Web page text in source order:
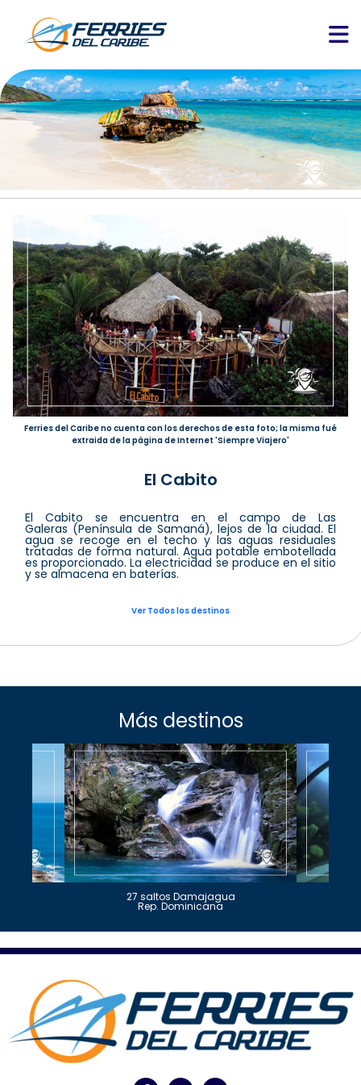
Ferries del Caribe no cuenta con los derechos de esta foto; la misma fué
extraida de la página de Internet 'Siempre Viajero'
El Cabito
El Cabito se encuentra en el campo de Las
Galeras (Península de Samaná), lejos de la ciudad. El
agua se recoge en el techo y las aguas residuales
tratadas de forma natural. Agua potable embotellada
es proporcionado. La electricidad se produce en el sitio
y se almacena en baterías.
Ver Todos los destinos
Más destinos
27 saltos Damajagua
Rep. Dominicana